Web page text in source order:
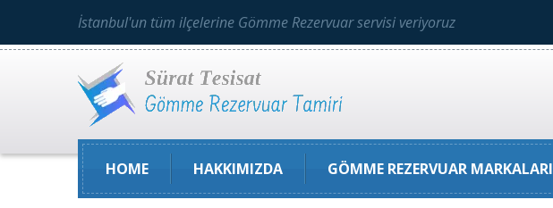
İstanbul'un tüm ilçelerine Gömme Rezervuar servisi veriyoruz
HOME HAKKIMIZDA GÖMME REZERVUAR MARKALARI